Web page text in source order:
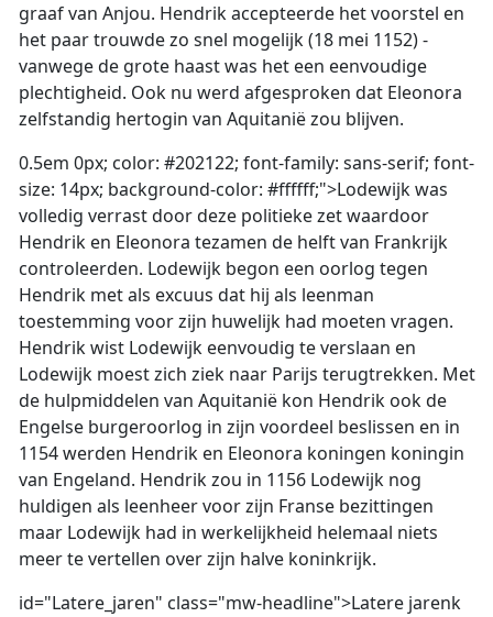
graaf van Anjou. Hendrik accepteerde het voorstel en
het paar trouwde zo snel mogelijk (18 mei 1152) -
vanwege de grote haast was het een eenvoudige
plechtigheid. Ook nu werd afgesproken dat Eleonora
zelfstandig hertogin van Aquitanië zou blijven.
0.5em 0px; color: #202122; font-family: sans-serif; font-
size: 14px; background-color: #ffffff;">Lodewijk was
volledig verrast door deze politieke zet waardoor
Hendrik en Eleonora tezamen de helft van Frankrijk
controleerden. Lodewijk begon een oorlog tegen
Hendrik met als excuus dat hij als leenman
toestemming voor zijn huwelijk had moeten vragen.
Hendrik wist Lodewijk eenvoudig te verslaan en
Lodewijk moest zich ziek naar Parijs terugtrekken. Met
de hulpmiddelen van Aquitanië kon Hendrik ook de
Engelse burgeroorlog in zijn voordeel beslissen en in
1154 werden Hendrik en Eleonora koningen koningin
van Engeland. Hendrik zou in 1156 Lodewijk nog
huldigen als leenheer voor zijn Franse bezittingen
maar Lodewijk had in werkelijkheid helemaal niets
meer te vertellen over zijn halve koninkrijk.
id="Latere_jaren" class="mw-headline">Latere jarenk